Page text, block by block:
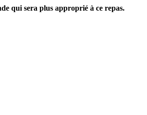
qui sera plus approprié à ce repas.